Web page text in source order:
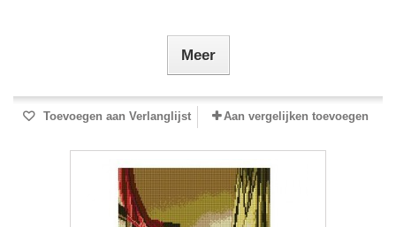
Meer
Toevoegen aan Verlanglijst Aan vergelijken toevoegen